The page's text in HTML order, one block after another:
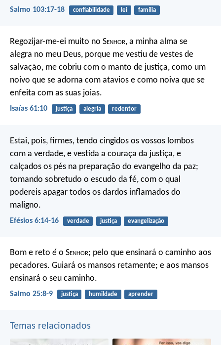
Salmo 103:17-18 confiabilidade lei família
Regozijar-me-ei muito no Senhor, a minha alma se
alegra no meu Deus, porque me vestiu de vestes de
salvação, me cobriu com o manto de justiça, como um
noivo que se adorna com atavios e como noiva que se
enfeita com as suas joias.
Isaías 61:10 justiça alegria redentor
Estai, pois, firmes, tendo cingidos os vossos lombos
com a verdade, e vestida a couraça da justiça, e
calçados os pés na preparação do evangelho da paz;
tomando sobretudo o escudo da fé, com o qual
podereis apagar todos os dardos inflamados do
maligno.
Efésios 6:14-16 verdade justiça evangelização
Bom e reto é o Senhor; pelo que ensinará o caminho aos
pecadores. Guiará os mansos retamente; e aos mansos
ensinará o seu caminho.
Salmo 25:8-9 justiça humildade aprender
Temas relacionados